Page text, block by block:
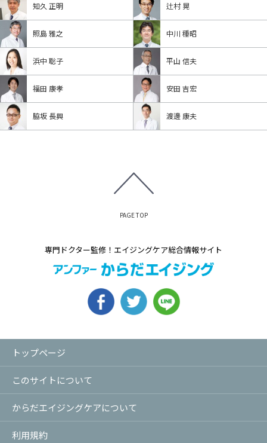
知久 正明 辻村 晃
照島 雅之 中川 種昭
浜中 聡子 平山 信夫
福田 康孝 安田 吉宏
脇坂 長興 渡邊 康夫
PAGE TOP
専門ドクター監修！エイジングケア総合情報サイト
トップページ
このサイトについて
からだエイジングケアについて
利用規約